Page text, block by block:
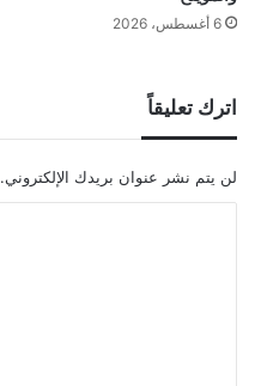
6 أغسطس، 2026
اترك تعليقاً
لن يتم نشر عنوان بريدك الإلكتروني.